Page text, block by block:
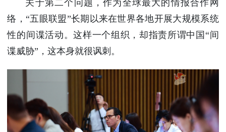
关于第二个问题，作为全球最大的情报合作网
络，“五眼联盟”长期以来在世界各地开展大规模系统
性的间谍活动。这样一个组织，却指责所谓中国“间
谍威胁”，这本身就很讽刺。